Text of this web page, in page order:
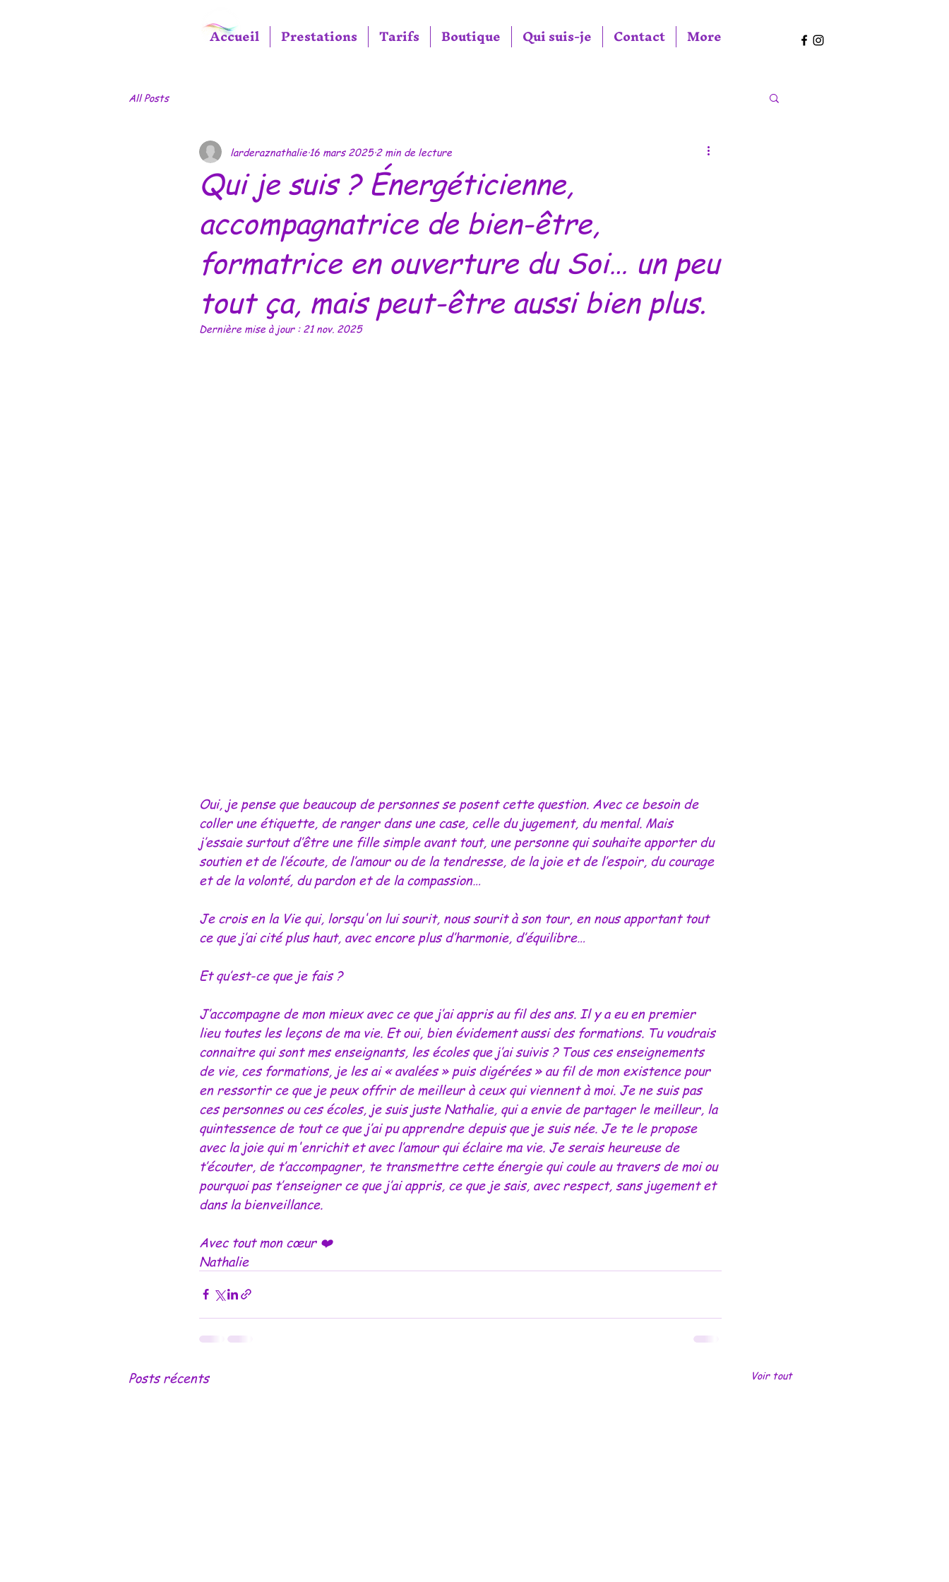
Accueil Prestations Tarifs Boutique Qui suis-je Contact More
All Posts
Qui je suis ? Énergéticienne,
accompagnatrice de bien-être,
formatrice en ouverture du Soi… un peu
tout ça, mais peut-être aussi bien plus.
larderaznathalie16 mars 20252 min de lecture
Dernière mise à jour : 21 nov. 2025
Oui, je pense que beaucoup de personnes se posent cette question. Avec ce besoin de
coller une étiquette, de ranger dans une case, celle du jugement, du mental. Mais
j’essaie surtout d’être une fille simple avant tout, une personne qui souhaite apporter du
soutien et de l’écoute, de l’amour ou de la tendresse, de la joie et de l’espoir, du courage
et de la volonté, du pardon et de la compassion…
Je crois en la Vie qui, lorsqu'on lui sourit, nous sourit à son tour, en nous apportant tout
ce que j’ai cité plus haut, avec encore plus d’harmonie, d’équilibre…
Et qu’est-ce que je fais ?
J’accompagne de mon mieux avec ce que j’ai appris au fil des ans. Il y a eu en premier
lieu toutes les leçons de ma vie. Et oui, bien évidement aussi des formations. Tu voudrais
connaitre qui sont mes enseignants, les écoles que j’ai suivis ? Tous ces enseignements
de vie, ces formations, je les ai « avalées » puis digérées » au fil de mon existence pour
en ressortir ce que je peux offrir de meilleur à ceux qui viennent à moi. Je ne suis pas
ces personnes ou ces écoles, je suis juste Nathalie, qui a envie de partager le meilleur, la
quintessence de tout ce que j’ai pu apprendre depuis que je suis née. Je te le propose
avec la joie qui m'enrichit et avec l’amour qui éclaire ma vie. Je serais heureuse de
t’écouter, de t’accompagner, te transmettre cette énergie qui coule au travers de moi ou
pourquoi pas t’enseigner ce que j’ai appris, ce que je sais, avec respect, sans jugement et
dans la bienveillance.
Avec tout mon cœur ❤️
Nathalie
Posts récents Voir tout